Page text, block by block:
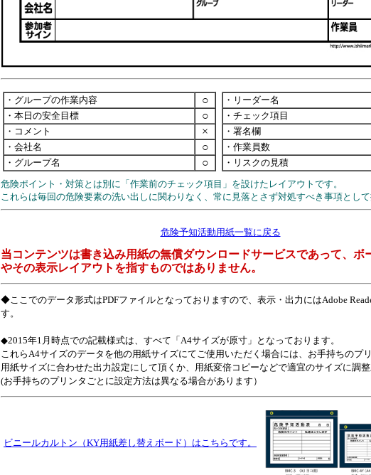
・グループの作業内容 ○
・本日の安全目標 ○
・コメント ×
・会社名 ○
・グループ名 ○
・リーダー名
・チェック項目
・署名欄
・作業員数
・リスクの見積
危険ポイント・対策とは別に「作業前のチェック項目」を設けたレイアウトです。
これらは毎回の危険要素の洗い出しに関わりなく、常に見落とさず対処すべき事項として
危険予知活動用紙一覧に戻る
当コンテンツは書き込み用紙の無償ダウンロードサービスであって、ボ
やその表示レイアウトを指すものではありません。
◆ここでのデータ形式はPDFファイルとなっておりますので、表示・出力にはAdobe
す。
◆2015年1月時点での記載様式は、すべて「A4サイズが原寸」となっております。
これらA4サイズのデータを他の用紙サイズにてご使用いただく場合には、お手持ちのプ
用紙サイズに合わせた出力設定にして頂くか、用紙変倍コピーなどで適宜のサイズに調整
(お手持ちのプリンタごとに設定方法は異なる場合があります）
ビニールカルトン（KY用紙差し替えボード）はこちらです。